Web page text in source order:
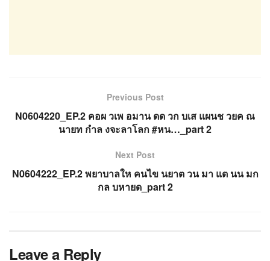
Previous Post
N0604220_EP.2 คอผ วเพ อมาน ดด วก บเส แผนช วยค ณ
นายท กำล งจะลาโลก #หน…_part 2
Next Post
N0604222_EP.2 พยาบาลให คนไข นยาต วน มา แต นน มก
กล บหายด_part 2
Leave a Reply